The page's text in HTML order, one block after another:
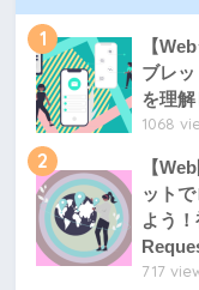
1
【
ブレ
を理解
1068
2
【
ット
よう
717